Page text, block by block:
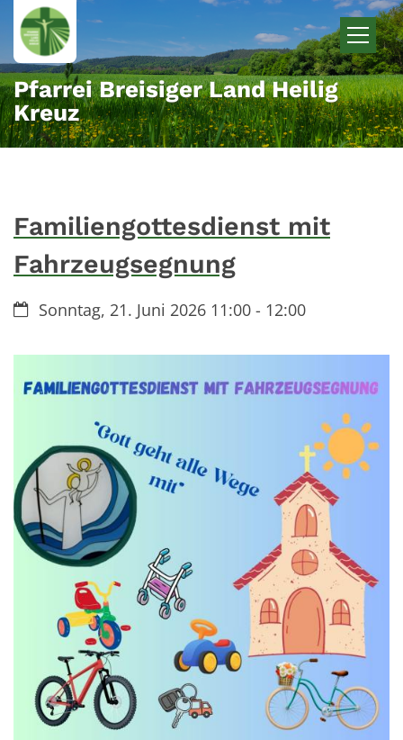
Zum Inhalt springen
Pfarrei Breisiger Land Heilig
Kreuz
Familiengottesdienst mit
Fahrzeugsegnung
Datum:Sonntag, 21. Juni 2026 11:00 - 12:00